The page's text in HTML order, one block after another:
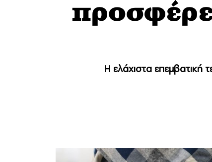
Η ελάχιστα επεμβατική